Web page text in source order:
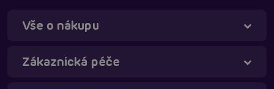
Vše o nákupu
Zákaznická péče